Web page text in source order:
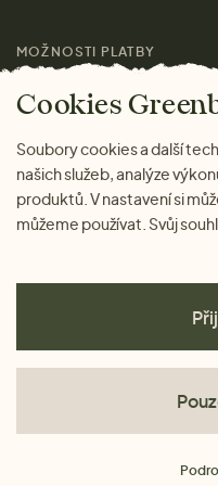
Magazín
MOŽNOSTI PLATBY
Cookies
Soubory cookies a další
našich služeb, analýze
produktů. V nastavení si
můžeme používat. Svůj